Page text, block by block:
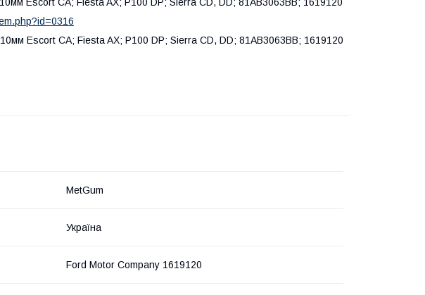
Escort CA; Fiesta AX; P100 DP; Sierra CD, DD; 81AB3063BB; 1619120
MetGum
Україна
Ford Motor Company 1619120